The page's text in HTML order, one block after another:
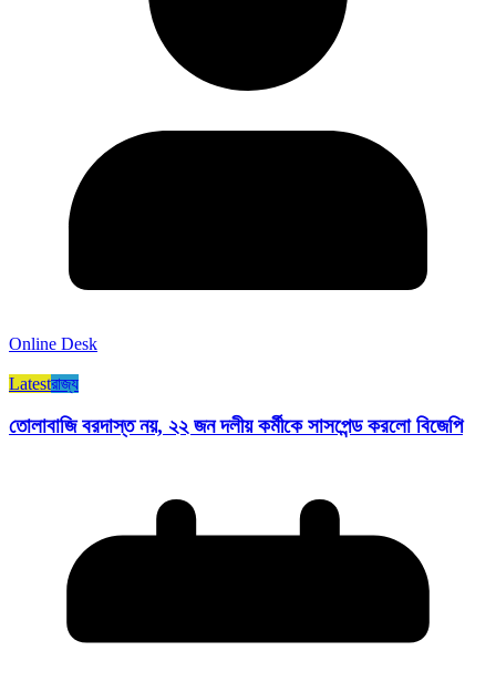
Online Desk
Latestরাজ্য​
তোলাবাজি বরদাস্ত নয়, ২২ জন দলীয় কর্মীকে সাসপেন্ড করলো বিজেপি